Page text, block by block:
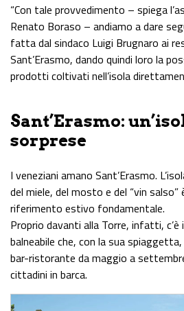
“Con tale provvedimento – spiega
Renato Boraso – andiamo a dare
fatta dal sindaco Luigi Brugnaro ai
Sant’Erasmo, dando quindi loro la
prodotti coltivati nell’isola
Sant’Erasmo:
sorprese
I veneziani amano Sant’Erasmo.
del miele, del mosto e del “vin
riferimento estivo fondamentale.
Proprio davanti alla Torre, infatti, c’è
balneabile che, con la sua
bar-ristorante da maggio a
cittadini in barca.